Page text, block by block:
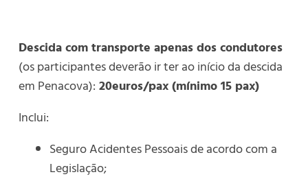
Descida com transporte apenas dos condutores
(os participantes deverão ir ter ao início da descida
em Penacova): 20euros/pax (mínimo 15 pax)
Inclui:
Seguro Acidentes Pessoais de acordo com a
Legislação;